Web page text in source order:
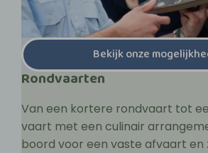
Bekijk onze
Rondvaarten
Van een kortere rondvaart tot
vaart met een culinair
boord voor een vaste afvaart en